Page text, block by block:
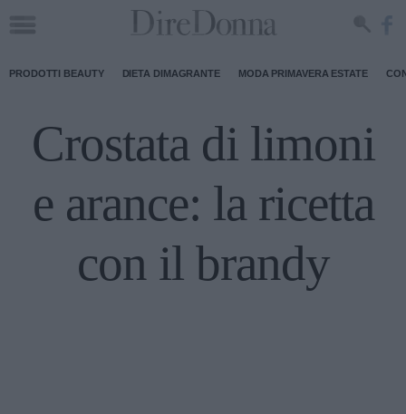
PRODOTTI BEAUTY DIETA DIMAGRANTE MODA PRIMAVERA ESTATE
Crostata di limoni
e arance: la ricetta
con il brandy